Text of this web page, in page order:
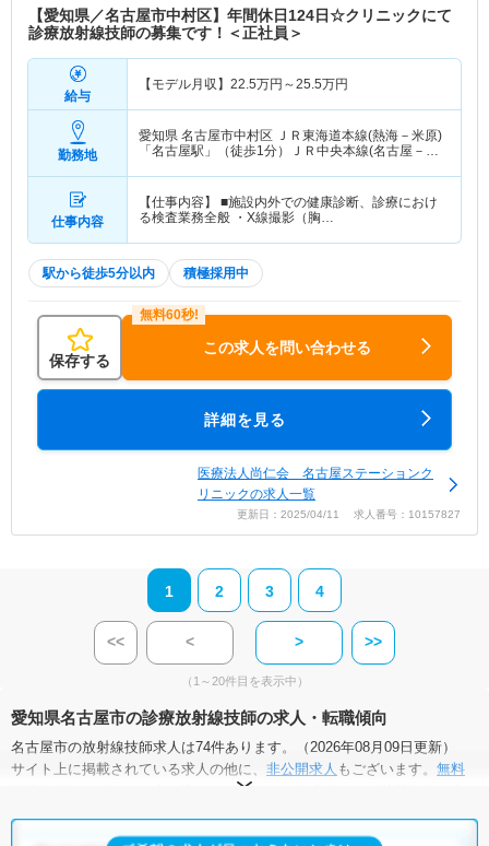
【愛知県／名古屋市中村区】年間休日124日☆クリニックにて
診療放射線技師の募集です！＜正社員＞
給与
【モデル月収】 22.5万円～25.5万円
勤務地
愛知県 名古屋市中村区 ＪＲ東海道本線(熱海－米原)
「名古屋駅」（徒歩1分）ＪＲ中央本線(名古屋－塩
仕事内容
【仕事内容】 ■施設内外での健康診断、診療におけ
る検査業務全般 ・X線撮影（胸…
駅から徒歩5分以内 積極採用中
保存する
この求人を問い合わせる
詳細を見る
医療法人尚仁会 名古屋ステーションク
リニックの求人一覧
更新日：2025/04/11 求人番号：10157827
1 2 3 4
<< < > >>
（1～20件目を表示中）
愛知県名古屋市の診療放射線技師の求人・転職傾向
名古屋市の放射線技師求人は74件あります。（2026年08月09日更新）
サイト上に掲載されている求人の他に、 非公開求人 もございます。 無料
にお申し込みいただくと、全求人からご希望条件に合